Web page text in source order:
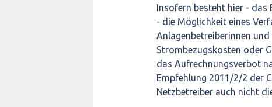
Insofern besteht hier - das
- die Möglichkeit eines
Anlagenbetreiberinnen
Strombezugskosten oder
das Aufrechnungsverbot
Empfehlung 2011/2/2 der
Netzbetreiber auch nicht